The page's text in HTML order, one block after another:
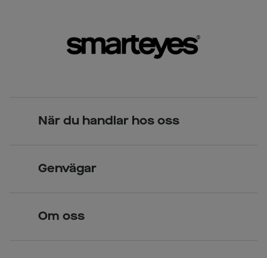
När du handlar hos oss
Över 70 butiker
Genvägar
Om oss